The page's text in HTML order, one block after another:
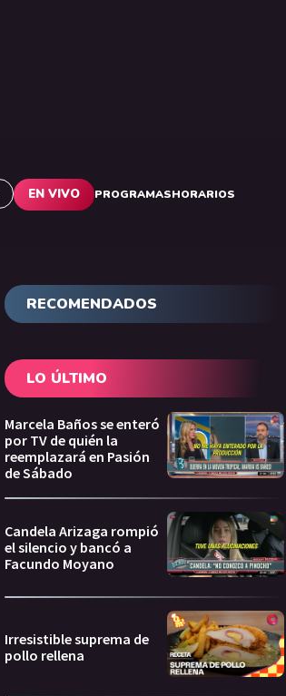
EN VIVO PROGRAMASHORARIOS
RECOMENDADOS
LO ÚLTIMO
Marcela Baños se enteró
por TV de quién la
reemplazará en Pasión
de Sábado
Candela Arizaga rompió
el silencio y bancó a
Facundo Moyano
Irresistible suprema de
pollo rellena